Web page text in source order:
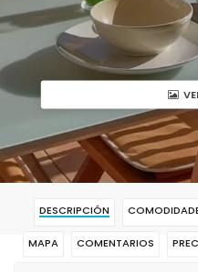
DESCRIPCIÓN
MAPA COMENTARIOS